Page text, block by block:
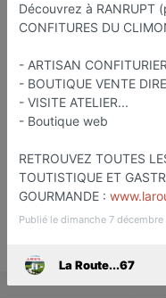
La
Favori
Découvrez à RANRUPT
CONFITURES DU
- ARTISAN
- BOUTIQUE VENTE
- VISITE ATELIER...
- Boutique web
RETROUVEZ TOUTES
TOUTISTIQUE ET
GOURMANDE :
Publié le dimanche 7
La Route...67